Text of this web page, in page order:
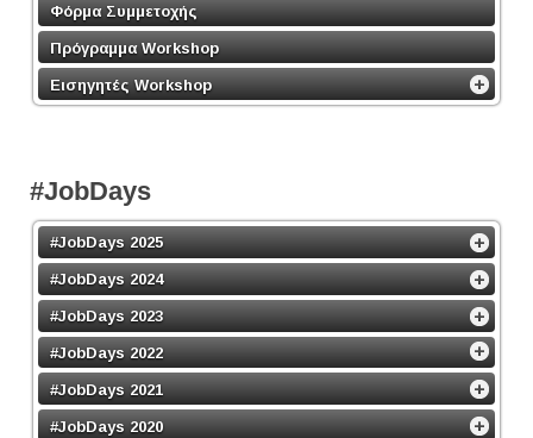
Φόρμα Συμμετοχής
Πρόγραμμα Workshop
Εισηγητές Workshop
#JobDays
#JobDays 2025
#JobDays 2024
#JobDays 2023
#JobDays 2022
#JobDays 2021
#JobDays 2020